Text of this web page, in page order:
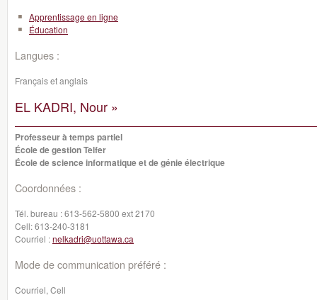
Apprentissage en ligne
Éducation
Langues :
Français et anglais
EL KADRI, Nour »
Professeur à temps partiel
École de gestion Telfer
École de science informatique et de génie électrique
Coordonnées :
Tél. bureau :613-562-5800 ext 2170
Cell:613-240-3181
Courriel :nelkadri@uottawa.ca
Mode de communication préféré :
Courriel, Cell